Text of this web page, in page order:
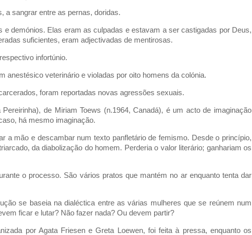
a sangrar entre as pernas, doridas.
demónios. Elas eram as culpadas e estavam a ser castigadas por Deus,
suficientes, eram adjectivadas de mentirosas.
infortúnio.
anestésico veterinário e violadas por oito homens da colónia.
foram reportadas novas agressões sexuais.
de Miriam Toews (n.1964, Canadá), é um acto de imaginação
há mesmo imaginação.
a mão e descambar num texto panfletário de femismo. Desde o princípio,
da diabolização do homem. Perderia o valor literário; ganhariam os
o processo. São vários pratos que mantém no ar enquanto tenta dar
se baseia na dialéctica entre as várias mulheres que se reúnem num
ficar e lutar? Não fazer nada? Ou devem partir?
por Agata Friesen e Greta Loewen, foi feita à pressa, enquanto os